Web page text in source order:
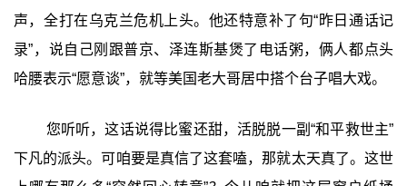
声，全打在乌克兰危机上头。他还特意补了句“昨日通话记
录”，说自己刚跟普京、泽连斯基煲了电话粥，俩人都点头
哈腰表示“愿意谈”，就等美国老大哥居中搭个台子唱大戏。
您听听，这话说得比蜜还甜，活脱脱一副“和平救世主”
下凡的派头。可咱要是真信了这套嗑，那就太天真了。这世